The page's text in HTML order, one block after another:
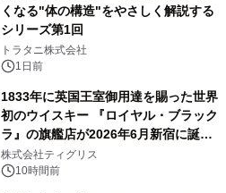
くなる"体の構造"をやさしく解説する
シリーズ第1回
トラタニ株式会社
1日前
1833年に英国王室御用達を賜った世界
初のウイスキー 『ロイヤル・ブラック
ラ』の旗艦店が2026年6月新宿に誕
生 バカルディ ジャパンと連携した
没入型バー「BAR Arca」
株式会社ティグリス
10時間前